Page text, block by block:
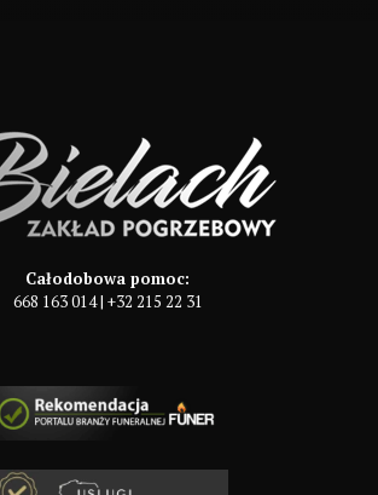
Całodobowa pomoc:
668 163 014| +32 215 22 31